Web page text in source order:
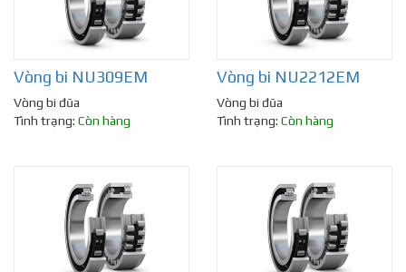
Vòng bi NU309EM
Vòng bi đũa
Tình trạng: Còn hàng
Vòng bi NU2212EM
Vòng bi đũa
Tình trạng: Còn hàng